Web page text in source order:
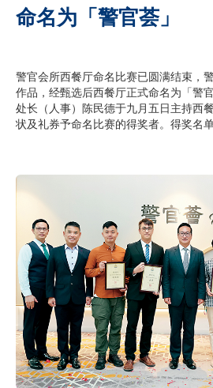
命名为「警官荟」
警官会所西餐厅命名比赛已圆满结束，
作品，经甄选后西餐厅正式命名为「警
处长（人事）陈民德于九月五日主持西
状及礼券予命名比赛的得奖者。得奖名